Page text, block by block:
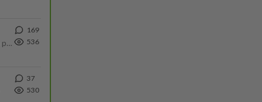
Tulevat tänne palstalle haukkumaan miehiä ja naljailemaan miehelle, kehuvat olevansa heitä parempia. Itse asuvat MIEHE
169
536
37
530